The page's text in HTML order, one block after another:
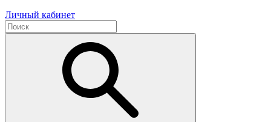
Личный кабинет